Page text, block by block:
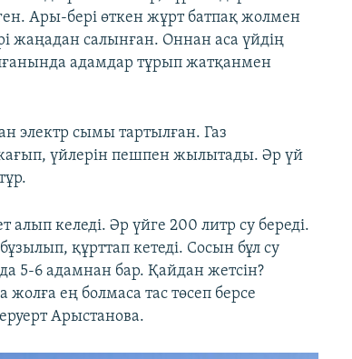
Ары-бері өткен жұрт батпақ жолмен
жаңадан салынған. Оннан аса үйдің
адамдар тұрып жатқанмен
электр сымы тартылған. Газ
үйлерін пешпен жылытады. Әр үй
келеді. Әр үйге 200 литр су береді.
құрттап кетеді. Cосын бұл су
5-6 адамнан бар. Қайдан жетсін?
ең болмаса тас төсеп берсе
Арыстанова.